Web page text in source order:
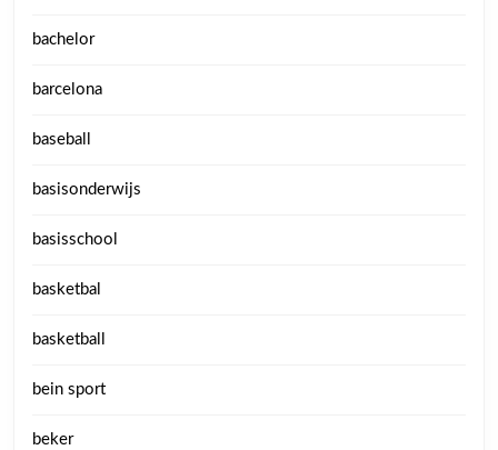
bachelor
barcelona
baseball
basisonderwijs
basisschool
basketbal
basketball
bein sport
beker